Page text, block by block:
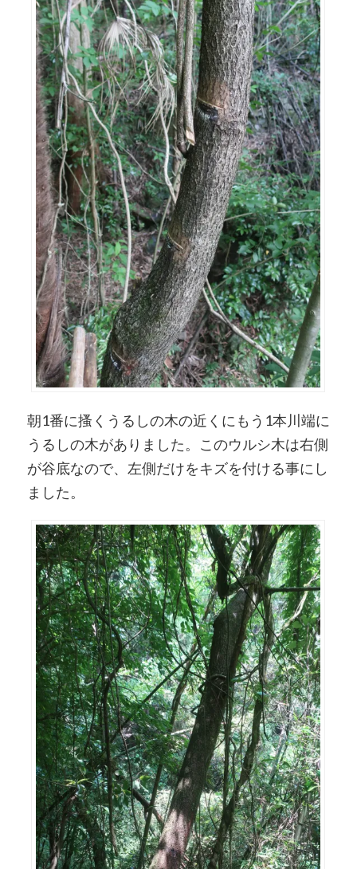
朝1番に搔くうるしの木の近くにもう1本川端に
うるしの木がありました。このウルシ木は右側
が谷底なので、左側だけをキズを付ける事にし
ました。